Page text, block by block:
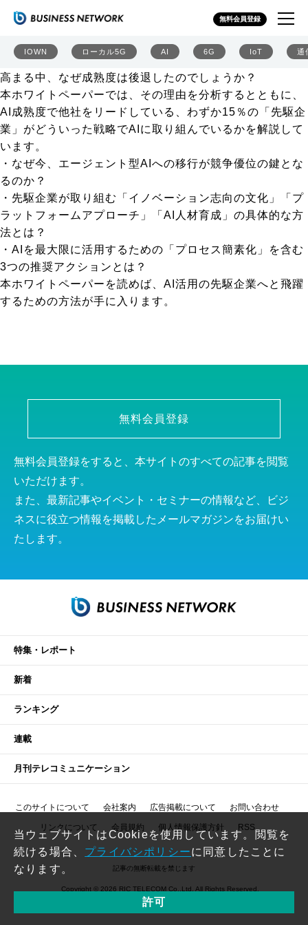
無料会員登録
IOWN ローカル5G AI 6G IoT 通
［世界4473社調査］通信業界におけるAI成熟度と先駆企業
の戦略
世界4473社への調査によると、通信業界のAI成熟度の平均
スコアは前年比10ポイントも低下しました。AIへの期待が
高まる中、なぜ成熟度は後退したのでしょうか？
本ホワイトペーパーでは、その理由を分析するとともに、
AI成熟度で他社をリードしている、わずか15％の「先駆企
業」がどういった戦略でAIに取り組んでいるかを解説して
います。
・なぜ今、エージェント型AIへの移行が競争優位の鍵とな
るのか？
・先駆企業が取り組む「イノベーション志向の文化」「プ
ラットフォームアプローチ」「AI人材育成」の具体的な方
法とは？
・AIを最大限に活用するための「プロセス簡素化」を含む
3つの推奨アクションとは？
本ホワイトペーパーを読めば、AI活用の先駆企業へと飛躍
するための方法が手に入ります。
無料会員登録
無料会員登録をすると、本サイトのすべての記事を閲覧
いただけます。
また、最新記事やイベント・セミナーの情報など、ビジ
ネスに役立つ情報を掲載したメールマガジンをお届けい
たします。
特集・レポート
新着
ランキング
連載
月刊テレコミュニケーション
このサイトについて 会社案内 広告掲載について お問い合わせ
リンクについて 会員規約 個人情報保護方針 RSS
記事の無断転載を禁じます
Copyright © 2026 RIC TELECOM Co.,Ltd. All Rights Reserved.
当ウェブサイトはCookieを使用しています。閲覧を
続ける場合、 プライバシポリシーに同意したことに
なります。
許可